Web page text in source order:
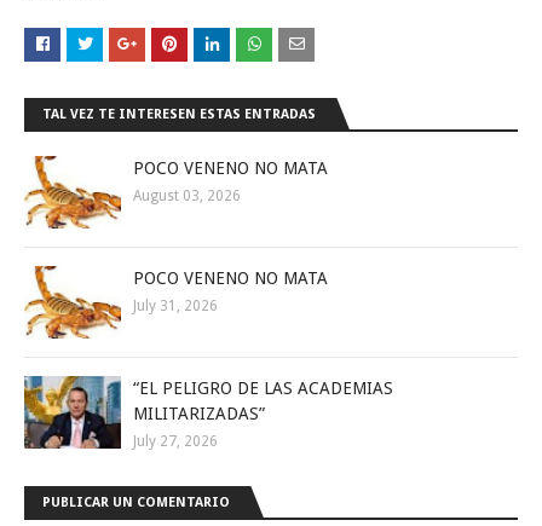
TAL VEZ TE INTERESEN ESTAS ENTRADAS
POCO VENENO NO MATA
August 03, 2026
POCO VENENO NO MATA
July 31, 2026
“EL PELIGRO DE LAS ACADEMIAS
MILITARIZADAS”
July 27, 2026
PUBLICAR UN COMENTARIO